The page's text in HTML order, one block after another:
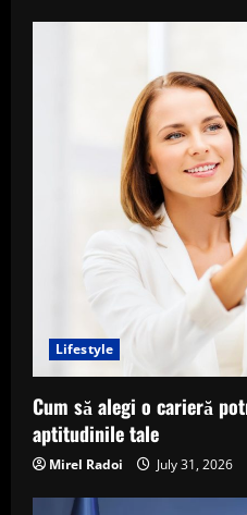
Lifestyle
Cum să alegi o carieră
aptitudinile tale
Mirel Radoi July 31, 2026